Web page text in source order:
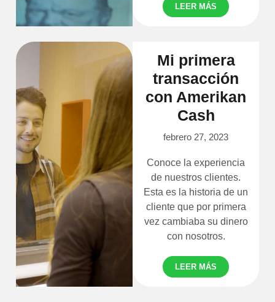
LEER MÁS
Mi primera
transacción
con Amerikan
Cash
febrero 27, 2023
Conoce la experiencia
de nuestros clientes.
Esta es la historia de un
cliente que por primera
vez cambiaba su dinero
con nosotros.
LEER MÁS